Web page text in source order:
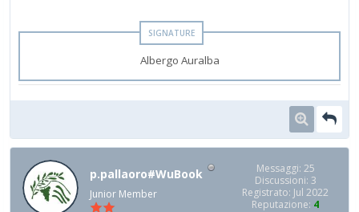
Albergo Auralba
p.pallaoro#WuBook
Junior Member
Messaggi: 25
Discussioni: 3
Registrato: Jul 2022
Reputazione: 4